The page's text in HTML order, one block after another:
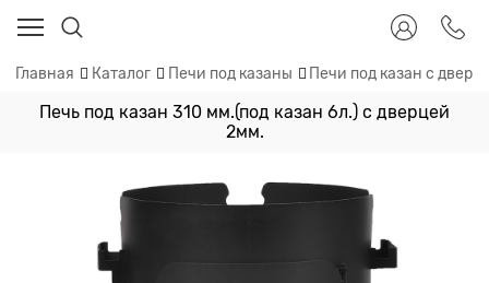
Главная Каталог Печи под казаны Печи под казан с
Печь под казан 310 мм.(под казан 6л.) с дверцей
2мм.